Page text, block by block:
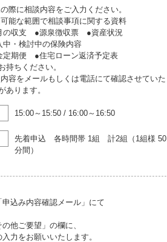
際に相談内容をご入力ください。
能な範囲で相談事項に関する資料
収支 ●源泉徴収票 ●資産状況
・検討中の保険内容
期便 ●住宅ローン返済予定表
持ちください。
容をメールもしくは電話にて確認させていた
あります。
15:00～15:50 / 16:00～16:50
先着申込 各時間帯 1組 計2組（1組様 50
分間）
込み内容確認メール」にて
他ご要望」の欄に、
力をお願いいたします。